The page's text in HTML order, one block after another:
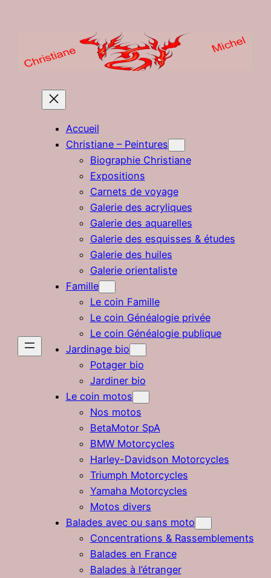
Accueil
Christiane – Peintures
Biographie Christiane
Expositions
Carnets de voyage
Galerie des acryliques
Galerie des aquarelles
Galerie des esquisses & études
Galerie des huiles
Galerie orientaliste
Famille
Le coin Famille
Le coin Généalogie privée
Le coin Généalogie publique
Jardinage bio
Potager bio
Jardiner bio
Le coin motos
Nos motos
BetaMotor SpA
BMW Motorcycles
Harley-Davidson Motorcycles
Triumph Motorcycles
Yamaha Motorcycles
Motos divers
Balades avec ou sans moto
Concentrations & Rassemblements
Balades en France
Balades à l’étranger